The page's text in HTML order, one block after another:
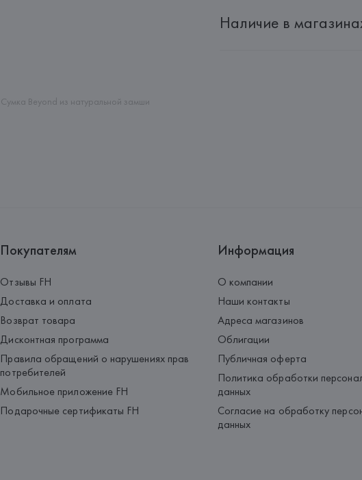
Адрес: Республика Беларусь,
Наличие в
Сумка Beyond из натуральной замши
Покупателям
Отзывы FH
Доставка и оплата
Возврат товара
Дисконтная программа
Правила обращений о нарушениях прав
потребителей
Мобильное приложение FH
Подарочные сертификаты FH
Информация
О компании
Наши контакты
Адреса магазинов
Облигации
Публичная оферта
Политика обработки
данных
Согласие на обработку
данных